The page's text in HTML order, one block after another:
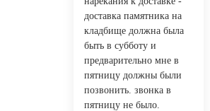
доставка памятника на
кладбище должна была
быть в субботу и
предварительно мне в
пятницу должны были
позвонить. звонка в
пятницу не было.